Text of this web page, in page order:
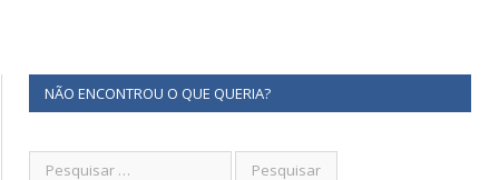
NÃO ENCONTROU O QUE QUERIA?